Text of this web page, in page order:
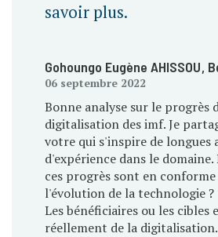
savoir plus.
Gohoungo Eugène AHISSOU,
06 septembre 2022
Bonne analyse sur le progrès
digitalisation des imf. Je
votre qui s'inspire de longues
d'expérience dans le domaine.
ces progrès sont en conforme
l'évolution de la technologie ?
Les bénéficiaires ou les
réellement de la digitalisation.